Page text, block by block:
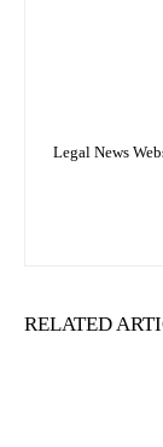
Legal News
RELATED